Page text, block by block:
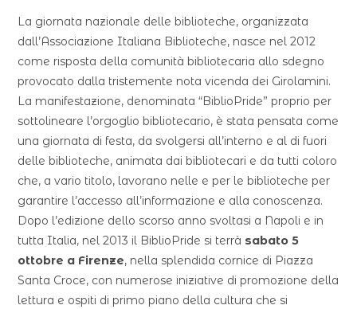
La giornata nazionale delle biblioteche, organizzata
dall’Associazione Italiana Biblioteche, nasce nel 2012
come risposta della comunità bibliotecaria allo sdegno
provocato dalla tristemente nota vicenda dei Girolamini.
La manifestazione, denominata “BiblioPride” proprio per
sottolineare l’orgoglio bibliotecario, è stata pensata come
una giornata di festa, da svolgersi all’interno e al di fuori
delle biblioteche, animata dai bibliotecari e da tutti coloro
che, a vario titolo, lavorano nelle e per le biblioteche per
garantire l’accesso all’informazione e alla conoscenza.
Dopo l’edizione dello scorso anno svoltasi a Napoli e in
tutta Italia, nel 2013 il BiblioPride si terrà sabato 5
ottobre a Firenze, nella splendida cornice di Piazza
Santa Croce, con numerose iniziative di promozione della
lettura e ospiti di primo piano della cultura che si